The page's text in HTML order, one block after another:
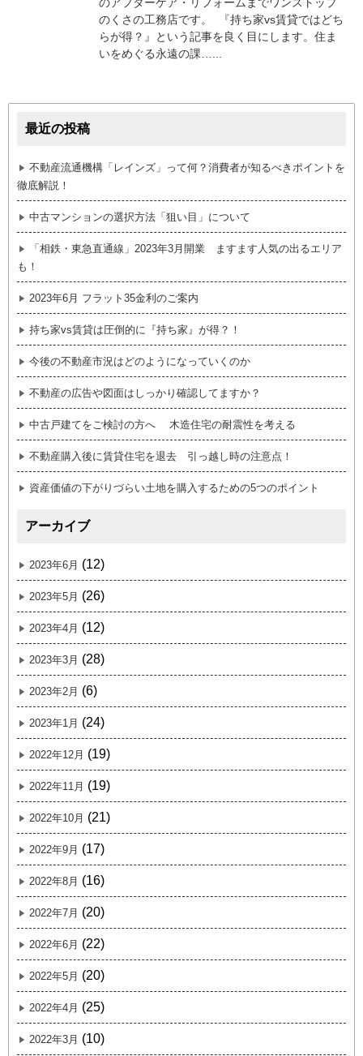
のくさの工務店です。 『持ち家vs賃貸ではどち
らが得？』という記事を良く目にします。住ま
いをめぐる永遠の課…...
最近の投稿
不動産流通機構「レインズ」って何？消費者が知るべきポイントを
徹底解説！
中古マンションの選択方法「狙い目」について
「相鉄・東急直通線」2023年3月開業 ますます人気の出るエリア
も！
2023年6月 フラット35金利のご案内
持ち家vs賃貸は圧倒的に『持ち家』が得？！
今後の不動産市況はどのようになっていくのか
不動産の広告や図面はしっかり確認してますか？
中古戸建てをご検討の方へ 木造住宅の耐震性を考える
不動産購入後に賃貸住宅を退去 引っ越し時の注意点！
資産価値の下がりづらい土地を購入するための5つのポイント
アーカイブ
2023年6月 (12)
2023年5月 (26)
2023年4月 (12)
2023年3月 (28)
2023年2月 (6)
2023年1月 (24)
2022年12月 (19)
2022年11月 (19)
2022年10月 (21)
2022年9月 (17)
2022年8月 (16)
2022年7月 (20)
2022年6月 (22)
2022年5月 (20)
2022年4月 (25)
2022年3月 (10)